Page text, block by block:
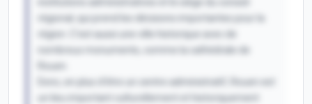
régional, qui prend les décisions importantes pour la
région. C'est aussi une ville historique avec de
un lieu important culturellement et historiquement